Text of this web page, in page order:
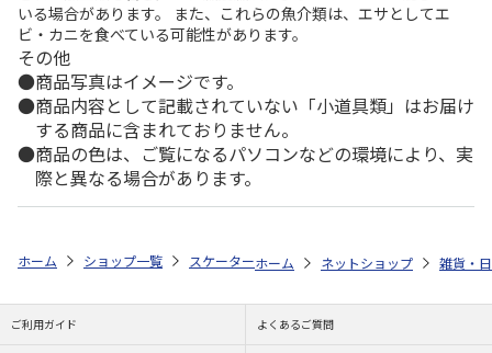
いる場合があります。 また、これらの魚介類は、エサとしてエ
ビ・カニを食べている可能性があります。
その他
商品写真はイメージです。
商品内容として記載されていない「小道具類」はお届け
する商品に含まれておりません。
商品の色は、ご覧になるパソコンなどの環境により、実
際と異なる場合があります。
ホーム ショップ一覧 スケーター 食洗機対応 ふわっとフタタイトラ
ホーム ネットショップ 雑貨・
ご利用ガイド よくあるご質問